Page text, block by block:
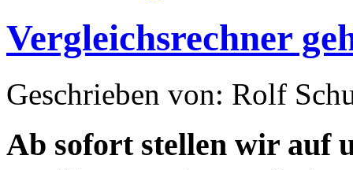
Vergleichsrechner
Geschrieben von: Rolf
Ab sofort stellen wir auf